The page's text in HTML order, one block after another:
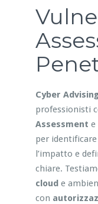
Cyber
professionisti
Assessment e
per
l’impatto e
chiare.
cloude
con